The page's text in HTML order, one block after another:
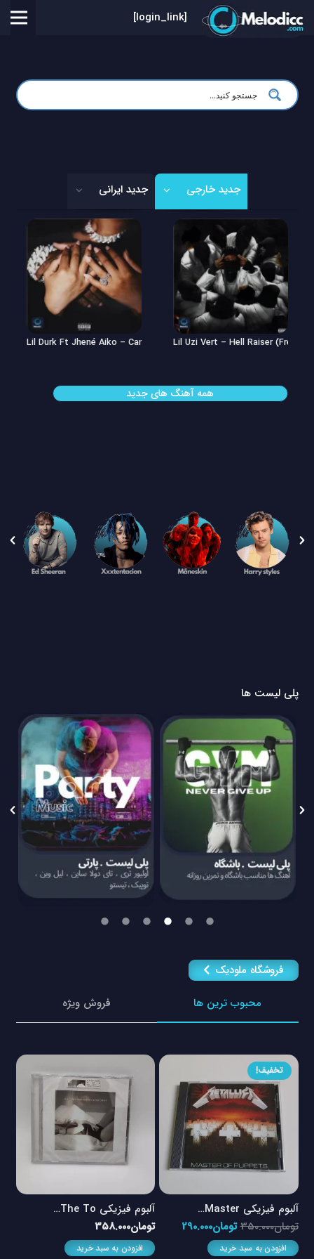
[login_link]
جدید خارجی جدید ایرانی
Lil Uzi Vert – Hell Raiser
Lil Durk Ft Jhené Aiko – Can’t Hide It
همه آهنگ های جدید
پلی لیست ها
فروشگاه ملودیک
محبوب ترین ها
فروش ویژه
تخفیف!
آلبوم فیزیکی Master…
تومان350.000قیمت
اصلی
تومان290.000قیمت
افزودن به سبد خرید
آلبوم فیزیکی The To…
تومان358.000
افزودن به سبد خرید